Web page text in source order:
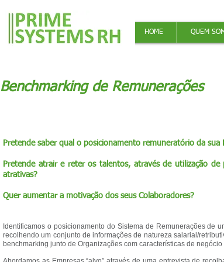
HOME QUEM
Pretende saber qual o posicionamento remuneratório da sua
Pretende atrair e reter os talentos, através de utilização de
atrativas?
Quer aumentar a motivação dos seus Colaboradores?
Identificamos o posicionamento do Sistema de Remunerações de
recolhendo um conjunto de informações de natureza salarial/
benchmarking junto de Organizações com características de
Benchmarking de Remunerações